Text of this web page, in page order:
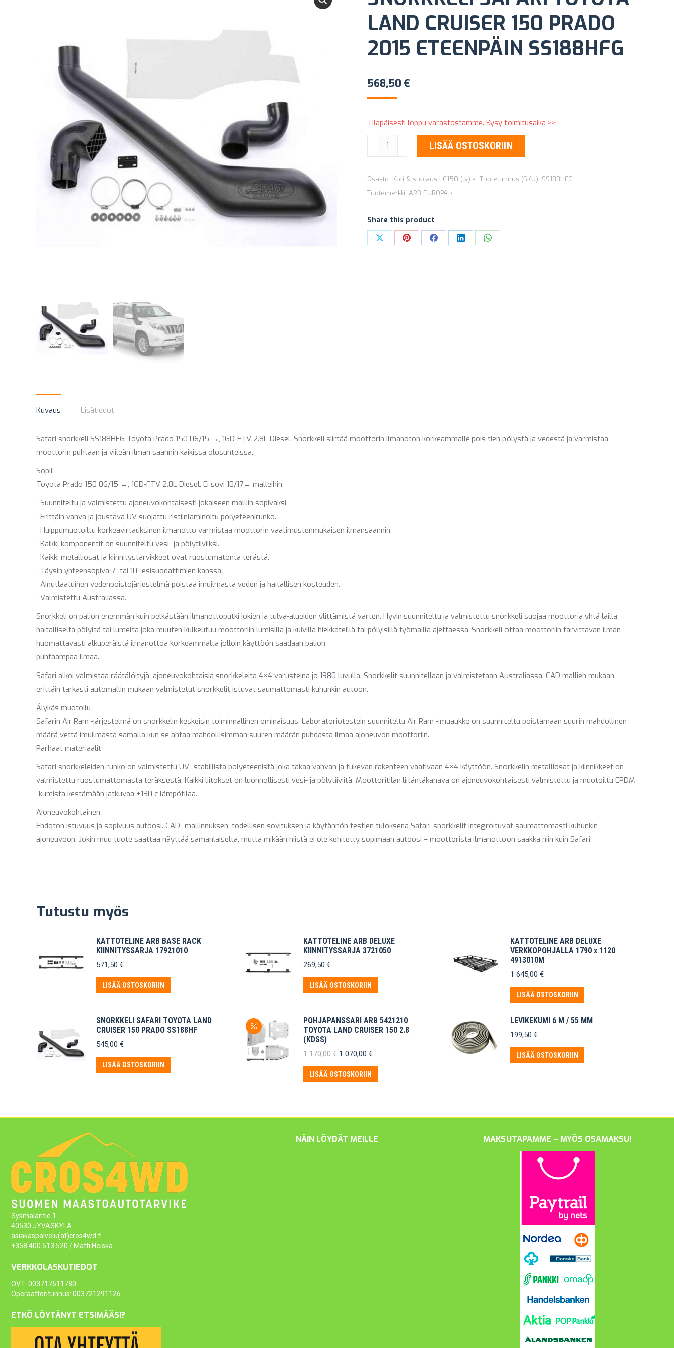
LAND CRUISER 150 PRADO
2015 ETEENPÄIN SS188HFG
568,50 €
Tilapäisesti loppu varastostamme. Kysy toimitusaika >>
SNORKKELI
SAFARI
LAND
CRUISER
PRADO
2015
LISÄÄ OSTOSKORIIN
Osasto: Kori & suojaus LC150 (lv) Tuotetunnus (SKU): SS188HFG
Tuotemerkki: ARB EUROPA
Share this product
Share Share Share Share Share
Kuvaus Lisätiedot
Safari snorkkeli SS188HFG Toyota Prado 150 06/15 →, 1GD-FTV 2.8L Diesel. Snorkkeli siirtää moottorin ilmanoton korkeammalle pois tien pölystä ja vedestä ja varmistaa
moottorin puhtaan ja viileän ilman saannin kaikissa olosuhteissa.
Sopii:
Toyota Prado 150 06/15 →, 1GD-FTV 2.8L Diesel. Ei sovi 10/17→ malleihin.
· Suunniteltu ja valmistettu ajoneuvokohtaisesti jokaiseen malliin sopivaksi.
· Erittäin vahva ja joustava UV suojattu ristiinlaminoitu polyeteenirunko.
· Huippumuotoiltu korkeavirtauksinen ilmanotto varmistaa moottorin vaatimustenmukaisen ilmansaannin.
· Kaikki komponentit on suunniteltu vesi- ja pölytiiviiksi.
· Kaikki metalliosat ja kiinnitystarvikkeet ovat ruostumatonta terästä.
· Täysin yhteensopiva 7″ tai 10″ esisuodattimien kanssa.
· Ainutlaatuinen vedenpoistojärjestelmä poistaa imuilmasta veden ja haitallisen kosteuden.
· Valmistettu Australiassa.
Snorkkeli on paljon enemmän kuin pelkästään ilmanottoputki jokien ja tulva-alueiden ylittämistä varten. Hyvin suunniteltu ja valmistettu snorkkeli suojaa moottoria yhtä lailla
haitalliselta pölyltä tai lumelta joka muuten kulkeutuu moottoriin lumisilla ja kuivilla hiekkateillä tai pölyisillä työmailla ajettaessa. Snorkkeli ottaa moottoriin tarvittavan ilman
huomattavasti alkuperäistä ilmanottoa korkeammalta jolloin käyttöön saadaan paljon
puhtaampaa ilmaa.
Safari alkoi valmistaa räätälöityjä, ajoneuvokohtaisia snorkkeleita 4×4 varusteina jo 1980 luvulla. Snorkkelit suunnitellaan ja valmistetaan Australiassa. CAD mallien mukaan
erittäin tarkasti automallin mukaan valmistetut snorkkelit istuvat saumattomasti kuhunkin autoon.
Älykäs muotoilu
Safarin Air Ram -järjestelmä on snorkkelin keskeisin toiminnallinen ominaisuus. Laboratoriotestein suunniteltu Air Ram -imuaukko on suunniteltu poistamaan suurin mahdollinen
määrä vettä imuilmasta samalla kun se ahtaa mahdollisimman suuren määrän puhdasta ilmaa ajoneuvon moottoriin.
Parhaat materiaalit
Safari snorkkeleiden runko on valmistettu UV -stabiilista polyeteenistä joka takaa vahvan ja tukevan rakenteen vaativaan 4×4 käyttöön. Snorkkelin metalliosat ja kiinnikkeet on
valmistettu ruostumattomasta teräksestä. Kaikki liitokset on luonnollisesti vesi- ja pölytiiviitä. Moottoritilan liitäntäkanava on ajoneuvokohtaisesti valmistettu ja muotoiltu EPDM
-kumista kestämään jatkuvaa +130 c lämpötilaa.
Ajoneuvokohtainen
Ehdoton istuvuus ja sopivuus autoosi. CAD -mallinnuksen, todellisen sovituksen ja käytännön testien tuloksena Safari-snorkkelit integroituvat saumattomasti kuhunkin
ajoneuvoon. Jokin muu tuote saattaa näyttää samanlaiselta, mutta mikään niistä ei ole kehitetty sopimaan autoosi – moottorista ilmanottoon saakka niin kuin Safari.
Tutustu myös
KATTOTELINE ARB BASE RACK
KIINNITYSSARJA 17921010
571,50 €
LISÄÄ OSTOSKORIIN
KATTOTELINE ARB DELUXE
KIINNITYSSARJA 3721050
269,50 €
LISÄÄ OSTOSKORIIN
KATTOTELINE ARB DELUXE
VERKKOPOHJALLA 1790 x 1120
4913010M
1 645,00 €
LISÄÄ OSTOSKORIIN
SNORKKELI SAFARI TOYOTA LAND
CRUISER 150 PRADO SS188HF
545,00 €
LISÄÄ OSTOSKORIIN
POHJAPANSSARI ARB 5421210
TOYOTA LAND CRUISER 150 2.8
(KDSS)
1 170,00€ Alkuperäinen
oli:
1
1 070,00 €Nykyinen
1
LISÄÄ OSTOSKORIIN
LEVIKEKUMI 6 M / 55 MM
199,50 €
LISÄÄ OSTOSKORIIN
Sysmäläntie 1
40530 JYVÄSKYLÄ
asiakaspalvelu(at)cros4wd.fi
+358 400 513 520 / Matti Heiska
VERKKOLASKUTIEDOT
OVT: 003717611780
Operaattoritunnus: 003721291126
ETKÖ LÖYTÄNYT ETSIMÄÄSI?
NÄIN LÖYDÄT MEILLE MAKSUTAPAMME – MYÖS OSAMAKSU!